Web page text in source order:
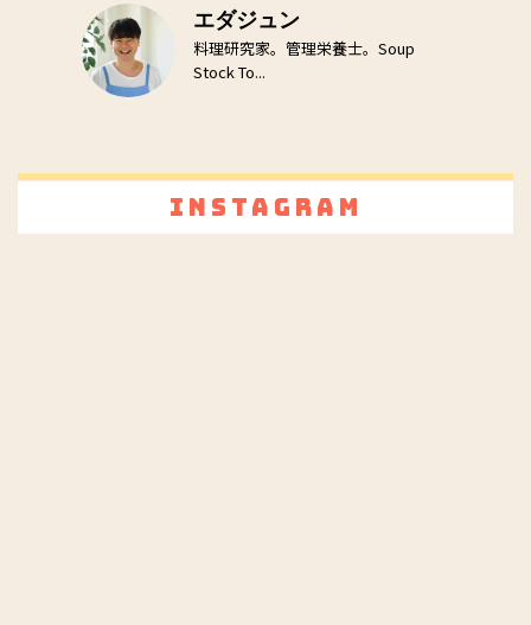
エダジュン
料理研究家。管理栄養士。Soup
Stock To...
Instagram